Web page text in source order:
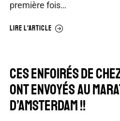
première fois…
LIRE L'ARTICLE
CES ENFOIRÉS DE
ONT ENVOYÉS AU
D’AMSTERDAM !!